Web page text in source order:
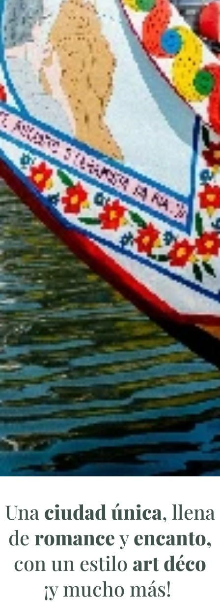
Una ciudad única, llena
de romanceyencanto,
con un estilo art déco
¡y mucho más!